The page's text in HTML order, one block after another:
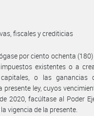
fiscales y crediticias
por ciento ochenta
existentes o a
o las ganancias
presente ley, cuyos
2020, facúltase al Poder
vigencia de la presente.